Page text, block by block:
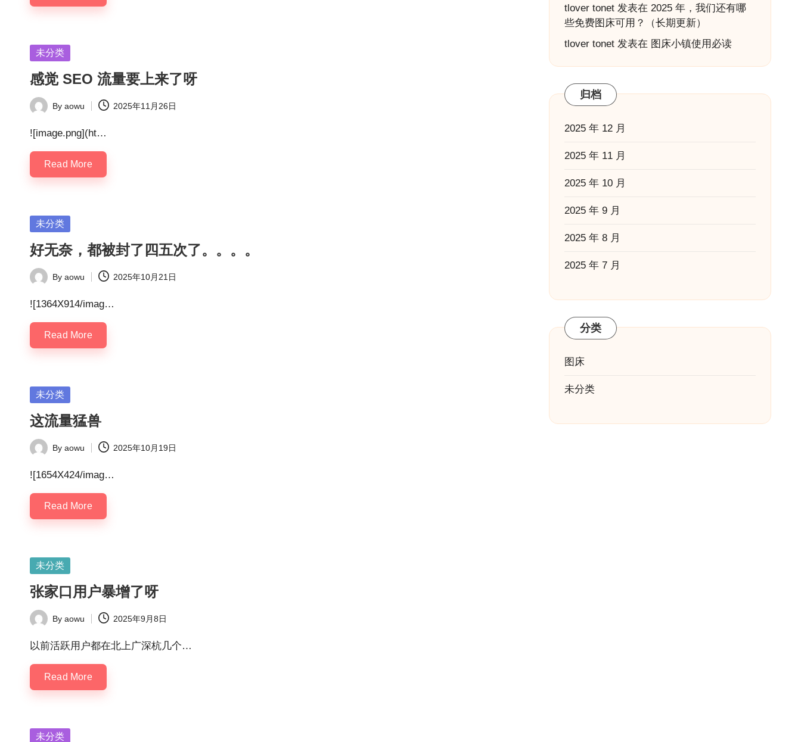
Posted
未分类
感觉 SEO 流量要上来了呀
Posted
by
By aowu 2025年11月26日
![image.png](ht…
Read More
Posted
未分类
好无奈，都被封了四五次了。。。。
Posted
by
By aowu 2025年10月21日
![1364X914/imag…
Read More
Posted
未分类
这流量猛兽
Posted
by
By aowu 2025年10月19日
![1654X424/imag…
Read More
Posted
未分类
张家口用户暴增了呀
Posted
by
By aowu 2025年9月8日
以前活跃用户都在北上广深杭几个…
Read More
Posted
未分类
tlover tonet发表在 2025 年，我们还有哪
些免费图床可用？（长期更新）
tlover tonet发表在 图床小镇使用必读
归档
2025 年 12 月
2025 年 11 月
2025 年 10 月
2025 年 9 月
2025 年 8 月
2025 年 7 月
分类
图床
未分类